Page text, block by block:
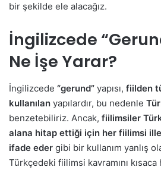
bir şekilde ele alacağız.
İngilizcede
Ne İşe Yarar?
İngilizcede “gerund” yapısı, fiilden
kullanılan yapılardır, bu nedenle
benzetebiliriz. Ancak, fiilimsiler
alana hitap ettiği için her fiilimsi ille
ifade eder gibi bir kullanım yanlış
Türkçedeki fiilimsi kavramını